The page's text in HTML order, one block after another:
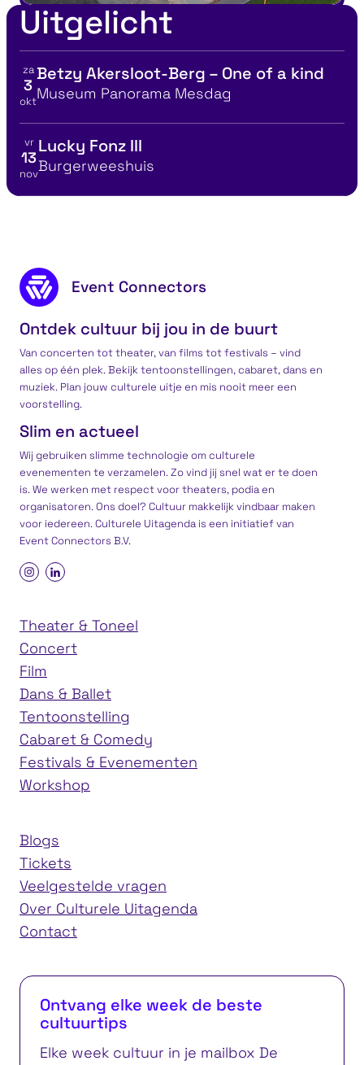
Uitgelicht
Bekijk details voor
za
3
okt
Betzy Akersloot-Berg – One of a kind
Locatie
Museum Panorama Mesdag
Bekijk details voor
vr
13
nov
Lucky Fonz III
Locatie
Burgerweeshuis
Footer content
Event Connectors
Ontdek cultuur bij jou in de buurt
Van concerten tot theater, van films tot festivals – vind
alles op één plek. Bekijk tentoonstellingen, cabaret, dans en
muziek. Plan jouw culturele uitje en mis nooit meer een
voorstelling.
Slim en actueel
Wij gebruiken slimme technologie om culturele
evenementen te verzamelen. Zo vind jij snel wat er te doen
is. We werken met respect voor theaters, podia en
organisatoren. Ons doel? Cultuur makkelijk vindbaar maken
voor iedereen. Culturele Uitagenda is een initiatiefvan
Event Connectors B.V.
Theater & Toneel
Concert
Film
Dans & Ballet
Tentoonstelling
Cabaret & Comedy
Festivals & Evenementen
Workshop
Blogs
Tickets
Veelgestelde vragen
Over Culturele Uitagenda
Contact
Ontvang elke week de beste
cultuurtips
Elke week cultuur in je mailbox De